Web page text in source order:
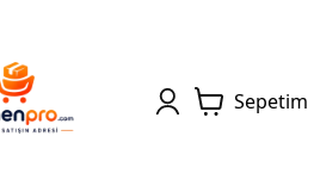
Sepetim